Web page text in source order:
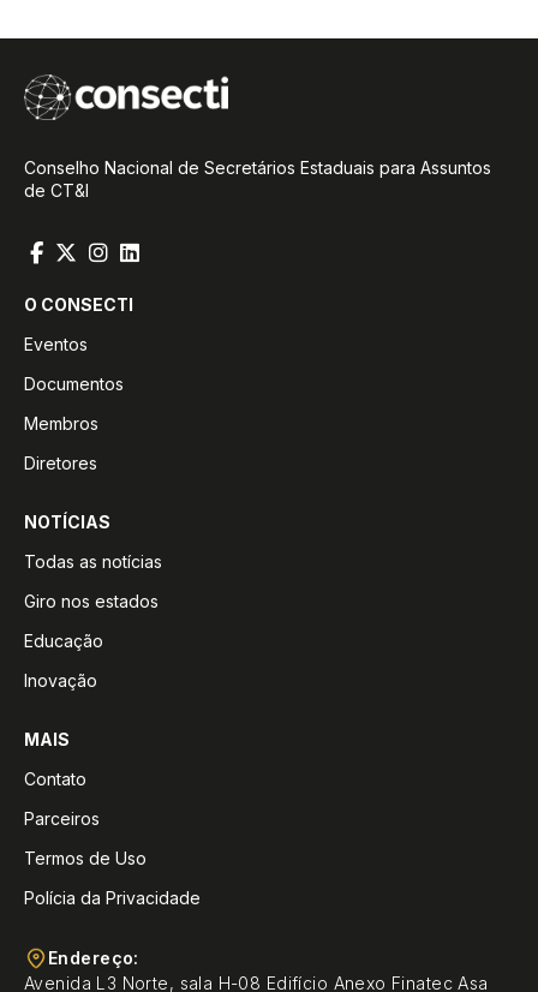
Conselho Nacional de Secretários Estaduais para Assuntos
de CT&I
O CONSECTI
Eventos
Documentos
Membros
Diretores
NOTÍCIAS
Todas as notícias
Giro nos estados
Educação
Inovação
MAIS
Contato
Parceiros
Termos de Uso
Polícia da Privacidade
Endereço:
Avenida L3 Norte, sala H-08 Edifício Anexo Finatec Asa